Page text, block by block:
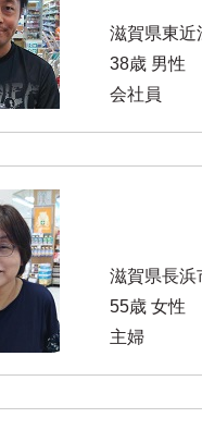
滋賀県東近
38歳 男性
会社員
滋賀県長浜
55歳 女性
主婦